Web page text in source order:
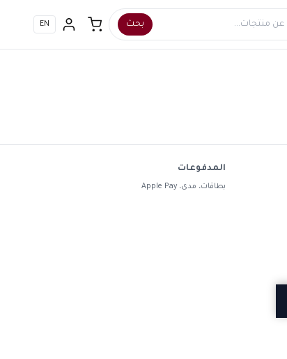
بحث EN
المدفوعات
بطاقات، مدى، Apple Pay